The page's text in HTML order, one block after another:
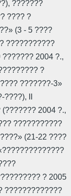
???????
???? ?
(3 - 5 ????
???????????
2004 ?.,
?
???????-3»
II
2004 ?.,
???????????
(21-22 ????
? 2005
?????????????